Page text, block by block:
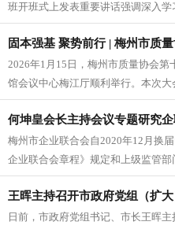
班开班式上发表重要讲话强调深入
实现“十五五”良好开局李强主持 ...
固本强基 聚势前行 | 梅州市质
召开
2026年1月15日，梅州市质量协会
馆会议中心梅江厅顺利举行。本次
篇”为主题，旨在回顾过...
何坤皇会长主持会议专题研究
梅州市企业联合会自2020年12月换
企业联合会章程》规定和上级监管
推进换届工作的顺利进行，1...
王晖主持召开市政府党组（扩
扛起梅州新时代历史使命 跑好
日前，市政府党组书记、市长王晖